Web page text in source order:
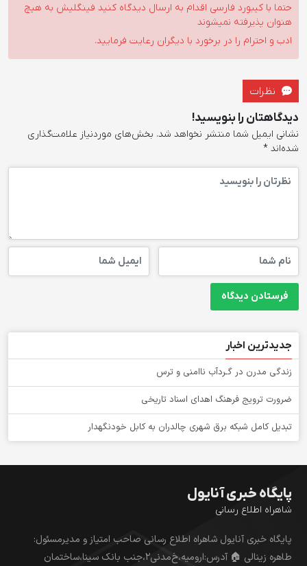
حتما با کیبورد فارسی اقدام به ارسال دیدگاه کنید فینگلیش به هیچ
هنوان پذیرفته نمیشوند
ادب و احترام را در برخورد با دیگران رعایت فرمایید.
نظرات
دیدگاهتان را بنویسید!
نشانی ایمیل شما منتشر نخواهد شد. بخش‌های موردنیاز علامت‌گذاری
شده‌اند *
جدیدترین اخبار
زندگی مدرن در گـردآب ناامنی و ترس
ضرورت ترویج فرهنگ اهدای اسناد تاریخی
تبدیل كامل شبكه برق شهری چالدران به كابل خودنگهدار
پایگاه خبری آنایول
شاهراه اطلاع رسانی
پایگاه خبری آنایول شاهراه اطلاع رسانی صاحب امتیاز و مدیرمسئول:
طاهره زینالی 🏠 آدرس:ارومیه،خ‌مدنی۲،جنب بانک سینا،ساختمان